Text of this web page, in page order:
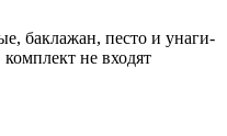
баклажан, песто и унаги-
не входят